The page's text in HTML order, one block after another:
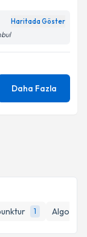
1 Algoloji
Haritada Göster
Daha Fazla